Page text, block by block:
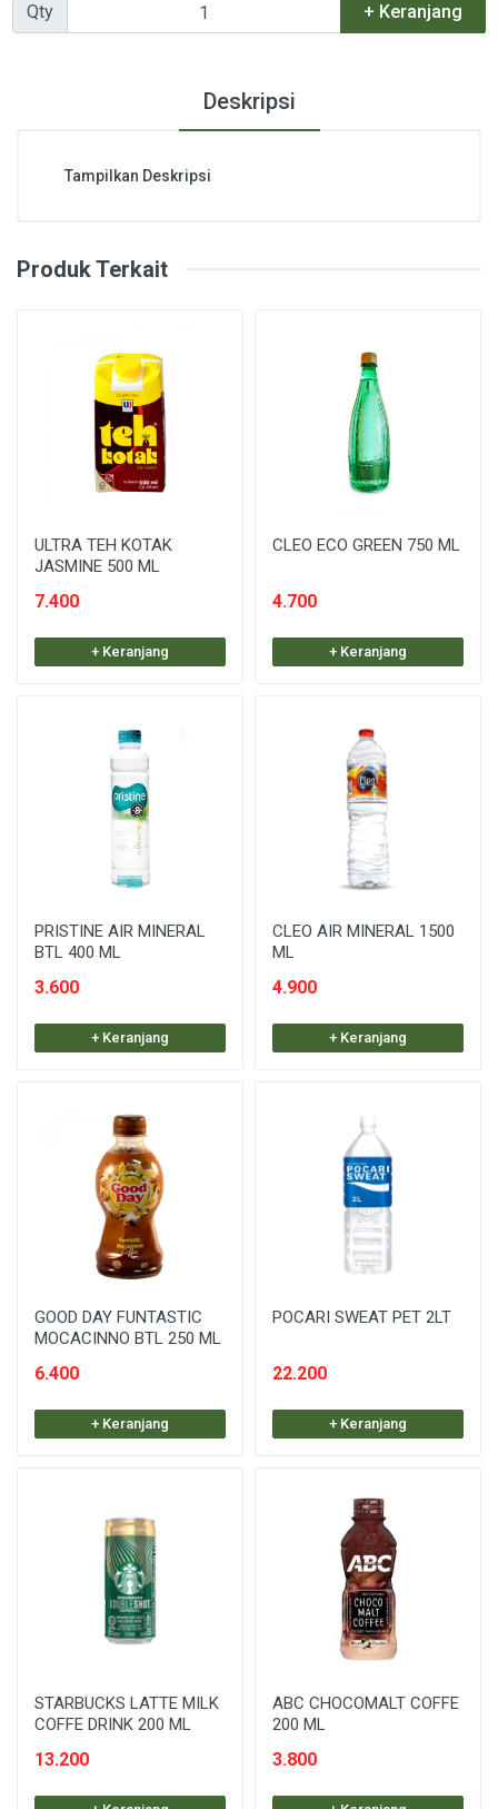
Qty + Keranjang
Deskripsi
Tampilkan Deskripsi
Produk Terkait
ULTRA TEH KOTAK
JASMINE 500 ML
7.400
+ Keranjang
CLEO ECO GREEN 750 ML
4.700
+ Keranjang
PRISTINE AIR MINERAL
BTL 400 ML
3.600
+ Keranjang
CLEO AIR MINERAL 1500
ML
4.900
+ Keranjang
GOOD DAY FUNTASTIC
MOCACINNO BTL 250 ML
6.400
+ Keranjang
POCARI SWEAT PET 2LT
22.200
+ Keranjang
STARBUCKS LATTE MILK
COFFE DRINK 200 ML
13.200
ABC CHOCOMALT COFFE
200 ML
3.800